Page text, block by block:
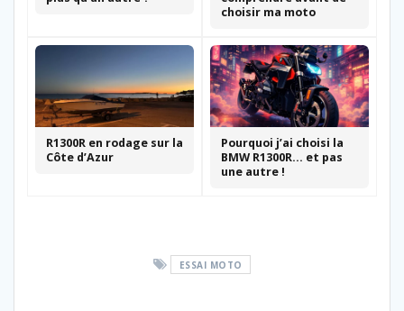
choisir ma moto
R1300R en rodage sur la
Côte d’Azur
Pourquoi j’ai choisi la
BMW R1300R… et pas
une autre !
ESSAI MOTO